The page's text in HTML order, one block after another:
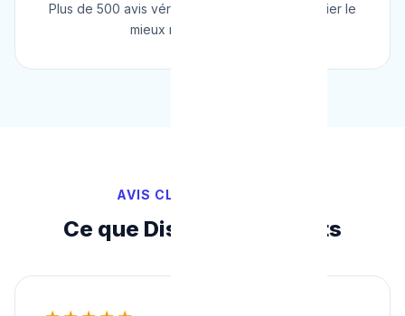
Plus de 500 avis vérifiés sur Google. Le plombier le
mieux noté de Belgique.
AVIS CLIENTS VÉRIFIÉS
Ce que Disent Nos Clients